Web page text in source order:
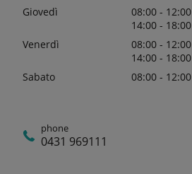
Giovedì
08:00 - 12:00
14:00 - 18:00
Venerdì
08:00 - 12:00
14:00 - 18:00
Sabato
08:00 - 12:00
phone
0431 969111